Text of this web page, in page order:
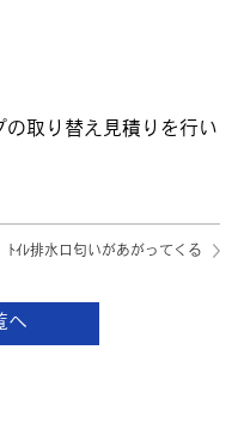
取り替え見積りを行い
ﾄｲﾚ排水口匂いがあがってくる
へ